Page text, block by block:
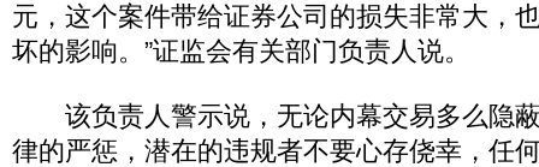
元，这个案件带给证券公司的损失非常大，
坏的影响。”证监会有关部门负责人说。
该负责人警示说，无论内幕交易多么隐
律的严惩，潜在的违规者不要心存侥幸，任